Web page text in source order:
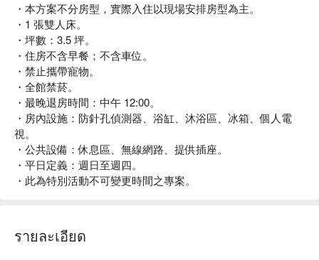
・本方案不分房型，實際入住以現場安排房型為主。
・1 張雙人床。
・坪數：3.5 坪。
・住房不含早餐；不含車位。
・禁止攜帶寵物。
・全館禁菸。
・最晚退房時間：中午 12:00。
・房內設施：防針孔偵測器、浴缸、沐浴區、冰箱、個人電
視。
・公共設備：休息區、無線網路、提供插座。
・平日定義：週日至週四。
・此為特別活動不可變更時間之專案。
รายละเอียด